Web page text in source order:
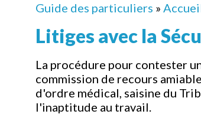
Guide des particuliers »
Litiges avec la
La procédure pour contester
commission de recours
d'ordre médical, saisine du
l'inaptitude au travail.